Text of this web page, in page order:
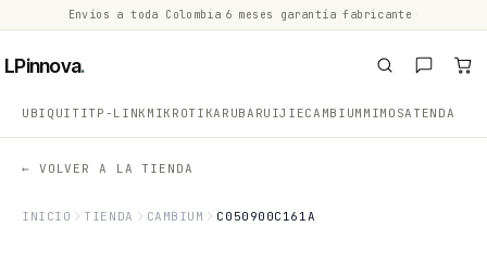
Envíos a toda Colombia 6 meses garantía fabricante
LPinnova.
UBIQUITITP-LINK MIKROTIKARUBA RUIJIECAMBIUM MIMOSATENDA
← VOLVER A LA TIENDA
INICIO TIENDA CAMBIUM C050900C161A